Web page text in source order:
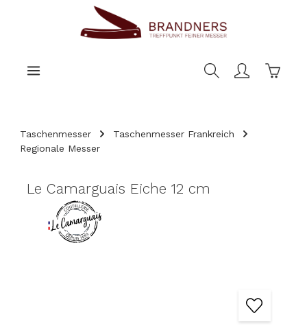
Taschenmesser
Taschenmesser Frankreich
Regionale Messer
Le Camarguais Eiche 12 cm